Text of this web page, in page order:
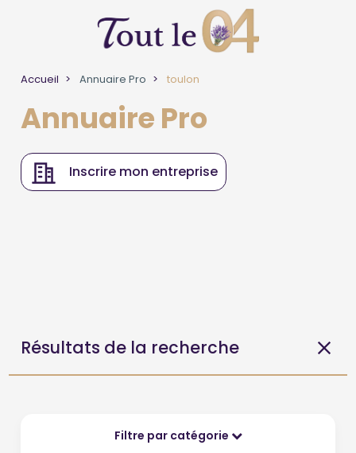
Accueil Annuaire Pro toulon
Annuaire Pro
Inscrire mon entreprise
Résultats de la recherche
Filtre par catégorie